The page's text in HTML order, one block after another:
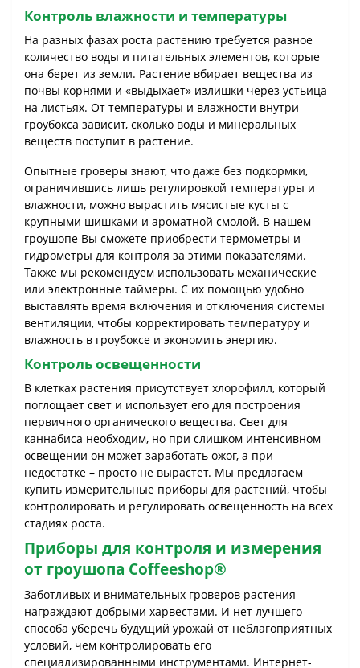
Контроль влажности и температуры
На разных фазах роста растению требуется разное
количество воды и питательных элементов, которые
она берет из земли. Растение вбирает вещества из
почвы корнями и «выдыхает» излишки через устьица
на листьях. От температуры и влажности внутри
гроубокса зависит, сколько воды и минеральных
веществ поступит в растение.
Опытные гроверы знают, что даже без подкормки,
ограничившись лишь регулировкой температуры и
влажности, можно вырастить мясистые кусты с
крупными шишками и ароматной смолой. В нашем
гроушопе Вы сможете приобрести термометры и
гидрометры для контроля за этими показателями.
Также мы рекомендуем использовать механические
или электронные таймеры. С их помощью удобно
выставлять время включения и отключения системы
вентиляции, чтобы корректировать температуру и
влажность в гроубоксе и экономить энергию.
Контроль освещенности
В клетках растения присутствует хлорофилл, который
поглощает свет и использует его для построения
первичного органического вещества. Свет для
каннабиса необходим, но при слишком интенсивном
освещении он может заработать ожог, а при
недостатке – просто не вырастет. Мы предлагаем
купить измерительные приборы для растений, чтобы
контролировать и регулировать освещенность на всех
стадиях роста.
Приборы для контроля и измерения
от гроушопа Coffeeshop®
Заботливых и внимательных гроверов растения
награждают добрыми харвестами. И нет лучшего
способа уберечь будущий урожай от неблагоприятных
условий, чем контролировать его
специализированными инструментами. Интернет-